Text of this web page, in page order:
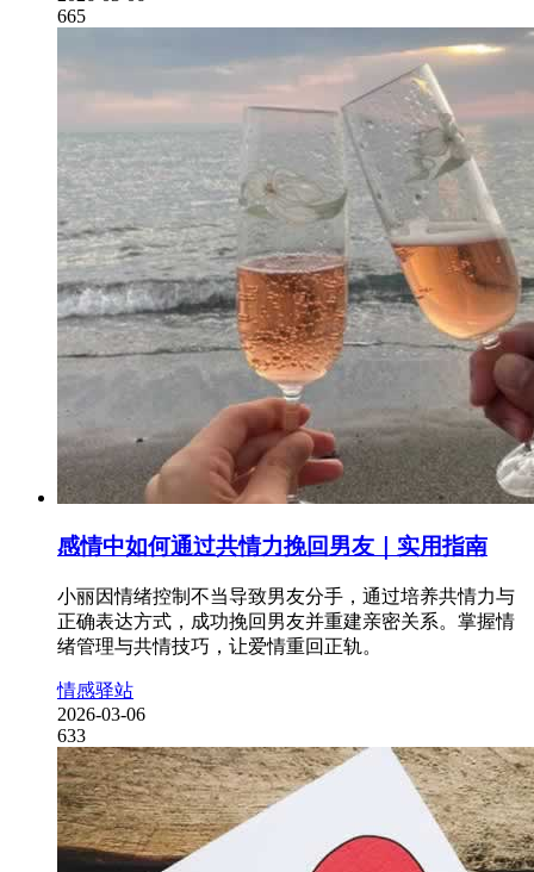
665
感情中如何通过共情力挽回男友｜实用指南
小丽因情绪控制不当导致男友分手，通过培养共情力与
正确表达方式，成功挽回男友并重建亲密关系。掌握情
绪管理与共情技巧，让爱情重回正轨。
情感驿站
2026-03-06
633